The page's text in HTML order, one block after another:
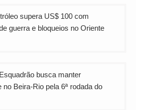
supera US$ 100 com
guerra e bloqueios no Oriente
busca manter
no Beira-Rio pela 6ª rodada do